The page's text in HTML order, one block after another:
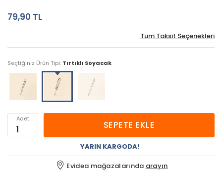
79,90 TL
Tüm Taksit Seçenekleri
Seçtiğiniz Ürün Tipi: Tırtıklı Soyacak
Adet
SEPETE EKLE
YARIN KARGODA!
Evidea mağazalarında arayın